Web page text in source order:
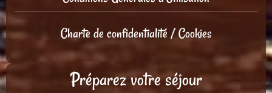
Charte de confidentialité / Cookies
Préparez votre séjour